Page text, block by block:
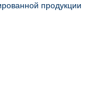
продукции